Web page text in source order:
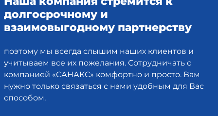
долгосрочному и
взаимовыгодному партнерству
поэтому мы всегда слышим наших клиентов и
учитываем все их пожелания. Сотрудничать с
компанией «САНАКС» комфортно и просто. Вам
нужно только связаться с нами удобным для Вас
способом.